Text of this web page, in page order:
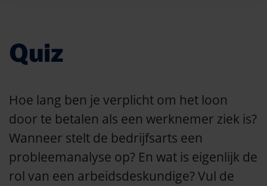
Quiz
Hoe lang ben je verplicht om het loon
door te betalen als een werknemer ziek is?
Wanneer stelt de bedrijfsarts een
probleemanalyse op? En wat is eigenlijk de
rol van een arbeidsdeskundige? Vul de